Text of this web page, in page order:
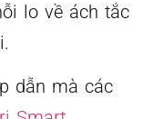
lo về ách tắc
dẫn mà các